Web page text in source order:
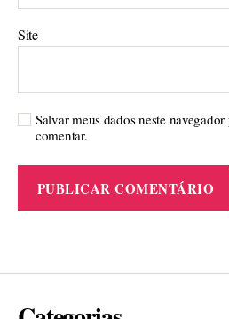
Site
Salvar meus dados neste
comentar.